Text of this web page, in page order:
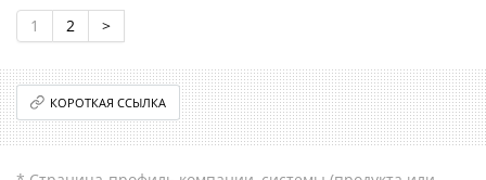
1 2 >
КОРОТКАЯ ССЫЛКА